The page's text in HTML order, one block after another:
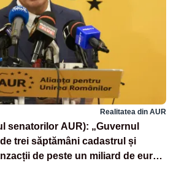
Realitatea din AUR
senatorilor AUR): „Guvernul
trei săptămâni cadastrul și
de peste un miliard de euro